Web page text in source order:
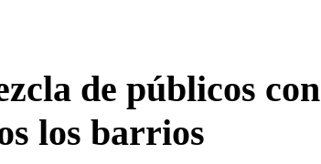
de públicos con
los barrios